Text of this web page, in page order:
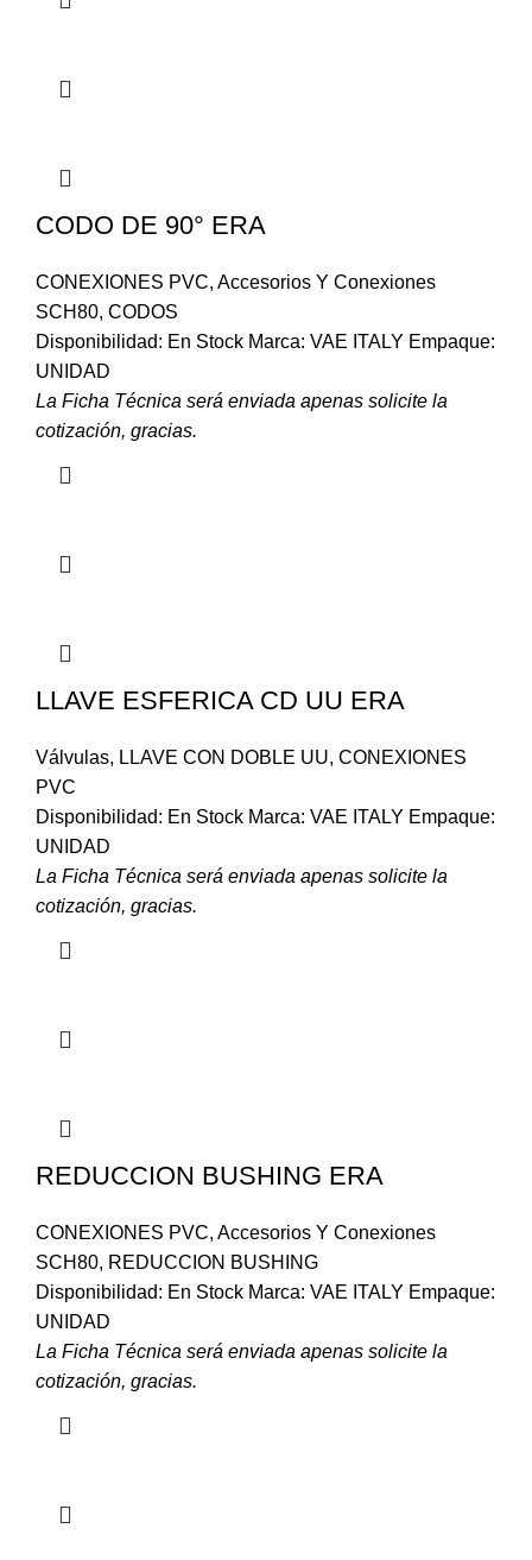
CODO DE 90° ERA
CONEXIONES PVC, Accesorios Y Conexiones
SCH80, CODOS
Disponibilidad: En Stock Marca: VAE ITALY Empaque:
UNIDAD
La Ficha Técnica será enviada apenas solicite la
cotización, gracias.
LLAVE ESFERICA CD UU ERA
Válvulas, LLAVE CON DOBLE UU, CONEXIONES
PVC
Disponibilidad: En Stock Marca: VAE ITALY Empaque:
UNIDAD
La Ficha Técnica será enviada apenas solicite la
cotización, gracias.
REDUCCION BUSHING ERA
CONEXIONES PVC, Accesorios Y Conexiones
SCH80, REDUCCION BUSHING
Disponibilidad: En Stock Marca: VAE ITALY Empaque:
UNIDAD
La Ficha Técnica será enviada apenas solicite la
cotización, gracias.